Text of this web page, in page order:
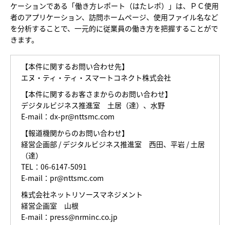
ケーションである「働き方レポート（はたレポ）」は、ＰＣ使用
者のアプリケーション、訪問ホームページ、使用ファイル名など
を分析することで、一元的に従業員の働き方を把握することがで
きます。
【本件に関するお問い合わせ先】
エヌ・ティ・ティ・スマートコネクト株式会社
【本件に関するお客さまからのお問い合わせ】
デジタルビジネス推進室 土居（達）、水野
E-mail：dx-pr@nttsmc.com
【報道機関からのお問い合わせ】
経営企画部 / デジタルビジネス推進室 西田、平岩 / 土居
（達）
TEL：06-6147-5091
E-mail：pr@nttsmc.com
株式会社ネットリソースマネジメント
経営企画室 山根
E-mail：press@nrminc.co.jp